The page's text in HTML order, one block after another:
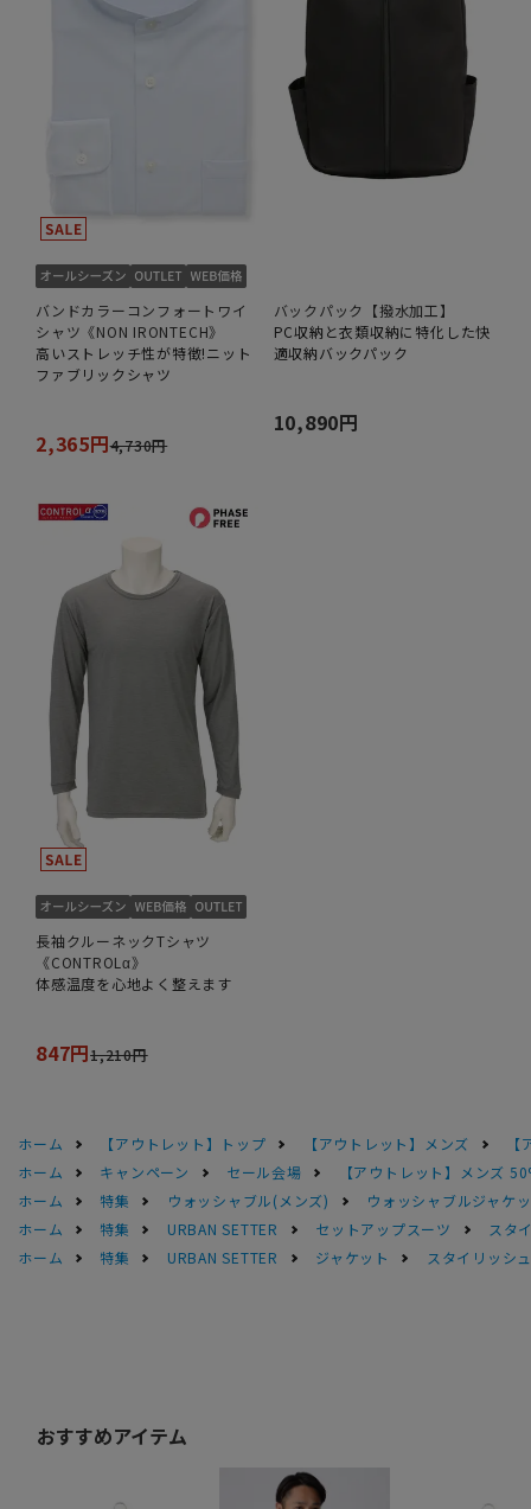
バンドカラーコンフォートワイ
シャツ《NON IRONTECH》
高いストレッチ性が特徴!ニット
ファブリックシャツ
2,365円4,730円
バックパック【撥水加工】
PC収納と衣類収納に特化した快
適収納バックパック
10,890円
長袖クルーネックTシャツ
《CONTROLα》
体感温度を心地よく整えます
847円1,210円
ホーム 【アウトレット】トップ 【アウトレット】メンズ
ホーム
キャンペーン セール会場
【アウトレット】メンズ
ホーム
特集 ウォッシャブル(メンズ)
ウォッシャブルジャケ
ホーム
特集 URBAN SETTER セットアップスーツ
スタ
ホーム
特集 URBAN SETTER ジャケット スタイリッシ